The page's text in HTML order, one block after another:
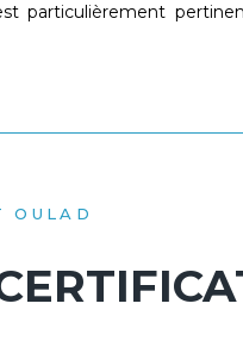
particulièrement
OULAD